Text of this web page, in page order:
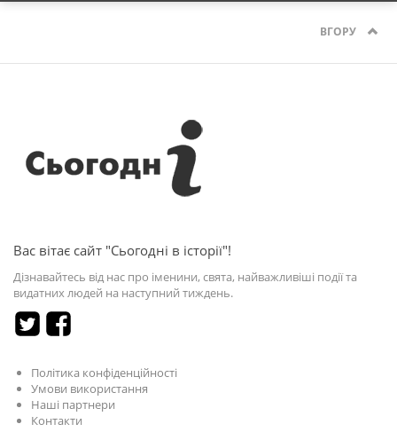
ВГОРУ
Вас вітає сайт "Сьогодні в історії"!
Дізнавайтесь від нас про іменини, свята, найважливіші події та
видатних людей на наступний тиждень.
Політика конфіденційності
Умови використання
Наші партнери
Контакти